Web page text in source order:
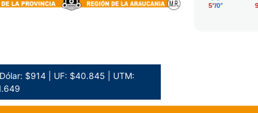
Dólar: $914 | UF: $40.845 | UTM: